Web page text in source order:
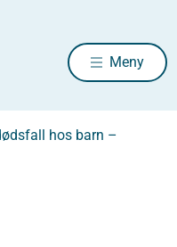
Meny
hos barn –